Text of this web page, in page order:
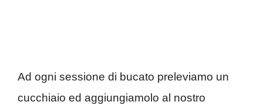
Ad ogni sessione di bucato preleviamo un
cucchiaio ed aggiungiamolo al nostro